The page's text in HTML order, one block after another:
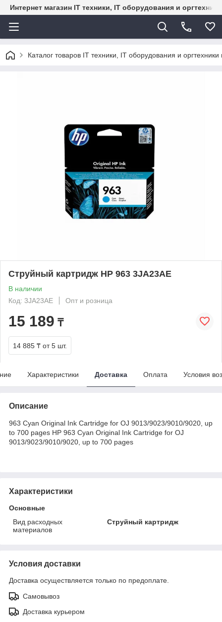
Интернет магазин IT техники, IT оборудования и
Каталог товаров IT техники, IT оборудования и
Струйный картридж HP 963 3JA23AE
В наличии
Код: 3JA23AE
Опт и розница
15 189 ₸
14 885 ₸ от 5 шт.
Характеристики Доставка Оплата Условия
Описание
963 Cyan Original Ink Cartridge for OJ 9013/9023/9010/9020, up
to 700 pages HP 963 Cyan Original Ink Cartridge for OJ
9013/9023/9010/9020, up to 700 pages
Характеристики
Основные
Вид расходных
материалов
Струйный картридж
Условия доставки
Доставка осуществляется только по предоплате.
Самовывоз
Доставка курьером